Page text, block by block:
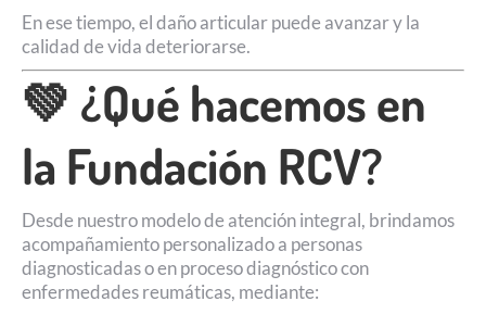
En ese tiempo, el daño articular puede avanzar y la
calidad de vida deteriorarse.
💚 ¿Qué hacemos en
la Fundación RCV?
Desde nuestro modelo de atención integral, brindamos
acompañamiento personalizado a personas
diagnosticadas o en proceso diagnóstico con
enfermedades reumáticas, mediante: